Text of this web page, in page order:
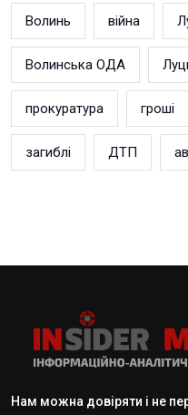
Волинь війна
Волинська ОДА
прокуратура гроші
загиблі ДТП
Нам можна довіряти і не